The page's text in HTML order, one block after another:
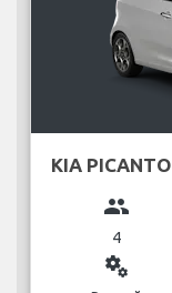
KIA PICANTO
group
4
miscellaneous_services